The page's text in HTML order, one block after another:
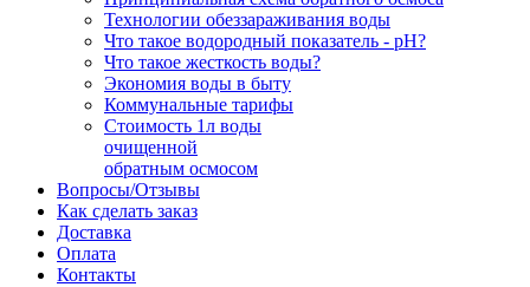
Технологии обеззараживания воды
Что такое водородный показатель - рН?
Что такое жесткость воды?
Экономия воды в быту
Коммунальные тарифы
Стоимость 1л воды
очищенной
обратным осмосом
Вопросы/Отзывы
Как сделать заказ
Доставка
Оплата
Контакты